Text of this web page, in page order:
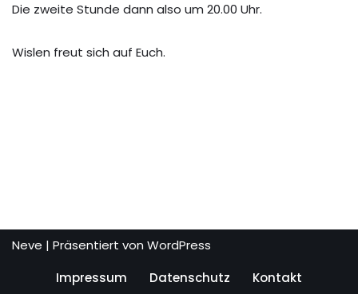
Die zweite Stunde dann also um 20.00 Uhr.
Wislen freut sich auf Euch.
Neve | Präsentiert von WordPress
Impressum
Datenschutz Kontakt